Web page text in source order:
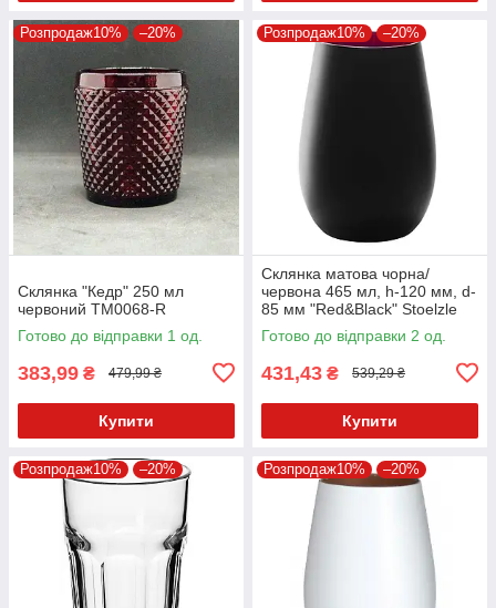
Розпродаж10% –20%
Склянка "Кедр" 250 мл
червоний TM0068-R
Готово до відправки 1 од.
383,99 ₴ 479,99 ₴
Купити
Розпродаж10% –20%
Склянка матова чорна/
червона 465 мл, h-120 мм, d-
85 мм "Red&Black" Stoelzle
Готово до відправки 2 од.
431,43 ₴ 539,29 ₴
Купити
Розпродаж10% –20% Розпродаж10% –20%